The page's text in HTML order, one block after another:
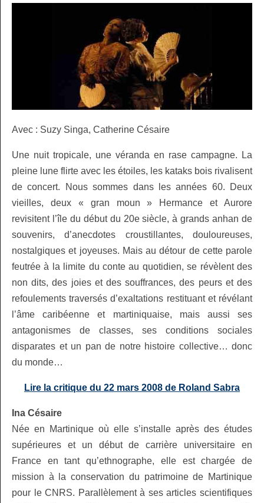
Avec : Suzy Singa, Catherine Césaire
Une nuit tropicale, une véranda en rase campagne. La
pleine lune flirte avec les étoiles, les kataks bois rivalisent
de concert. Nous sommes dans les années 60. Deux
vieilles, deux « gran moun » Hermance et Aurore
revisitent l’île du début du 20e siècle, à grands anhan de
souvenirs, d’anecdotes croustillantes, douloureuses,
nostalgiques et joyeuses. Mais au détour de cette parole
feutrée à la limite du conte au quotidien, se révèlent des
non dits, des joies et des souffrances, des peurs et des
refoulements traversés d’exaltations restituant et révélant
l’âme caribéenne et martiniquaise, mais aussi ses
antagonismes de classes, ses conditions sociales
disparates et un pan de notre histoire collective… donc
du monde…
Lire la critique du 22 mars 2008 de Roland Sabra
Ina Césaire
Née en Martinique où elle s’installe après des études
supérieures et un début de carrière universitaire en
France en tant qu’ethnographe, elle est chargée de
mission à la conservation du patrimoine de Martinique
pour le CNRS. Parallèlement à ses articles scientifiques